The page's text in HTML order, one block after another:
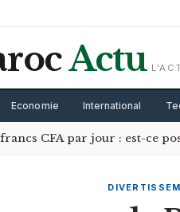
Actu
Economie International
CFA par jour : est-ce